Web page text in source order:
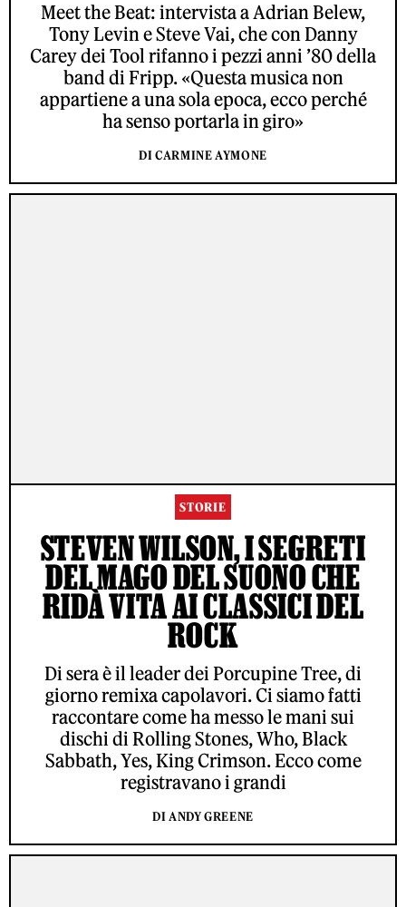
Meet the Beat: intervista a Adrian Belew,
Tony Levin e Steve Vai, che con Danny
Carey dei Tool rifanno i pezzi anni ’80 della
band di Fripp. «Questa musica non
appartiene a una sola epoca, ecco perché
ha senso portarla in giro»
DI CARMINE AYMONE
STORIE
STEVEN WILSON, I SEGRETI
DEL MAGO DEL SUONO CHE
RIDÀ VITA AI CLASSICI DEL
ROCK
Di sera è il leader dei Porcupine Tree, di
giorno remixa capolavori. Ci siamo fatti
raccontare come ha messo le mani sui
dischi di Rolling Stones, Who, Black
Sabbath, Yes, King Crimson. Ecco come
registravano i grandi
DI ANDY GREENE